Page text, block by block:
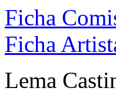
Ficha
Ficha
Lema